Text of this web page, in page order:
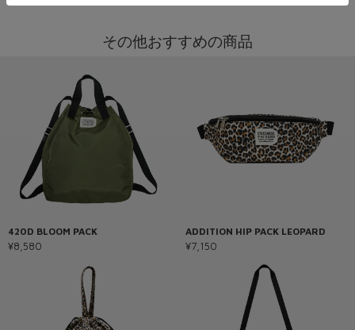
その他おすすめの商品
420D BLOOM PACK
¥8,580
ADDITION HIP PACK LEOPARD
¥7,150